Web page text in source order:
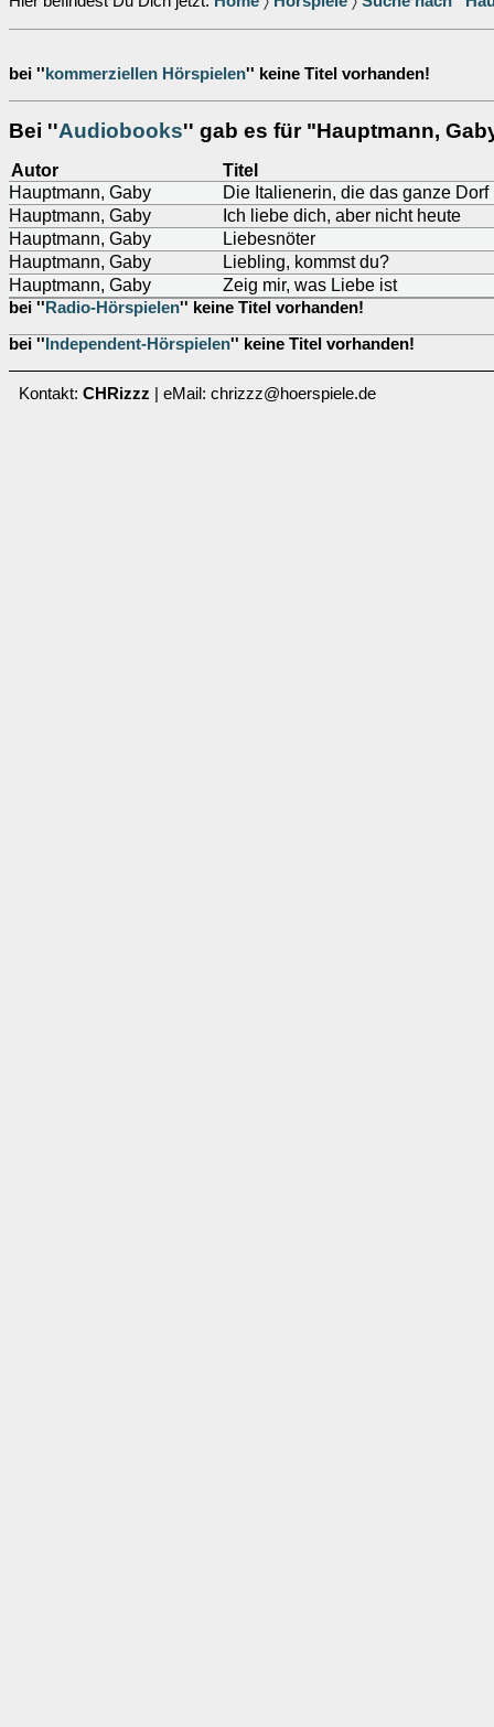
bei '' kommerziellen Hörspielen'' keine Titel vorhanden!
Bei ''Audiobooks'' gab es für "Hauptmann,
Autor
Titel
Hauptmann, Gaby
Die Italienerin, die das ganze
Hauptmann, Gaby
Ich liebe dich, aber nicht heute
Hauptmann, Gaby
Liebesnöter
Hauptmann, Gaby
Liebling, kommst du?
Hauptmann, Gaby
Zeig mir, was Liebe ist
bei '' Radio-Hörspielen'' keine Titel vorhanden!
bei '' Independent-Hörspielen'' keine Titel vorhanden!
Kontakt: CHRizzz | eMail: chrizzz@hoerspiele.de